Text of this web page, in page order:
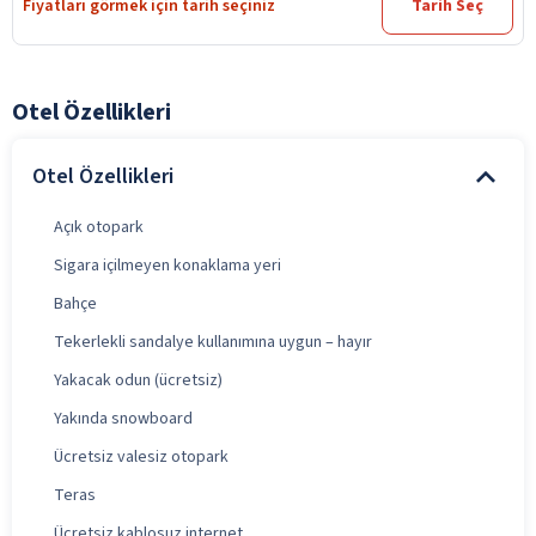
Fiyatları görmek için tarih seçiniz Tarih Seç
Otel Özellikleri
Otel Özellikleri
Açık otopark
Sigara içilmeyen konaklama yeri
Bahçe
Tekerlekli sandalye kullanımına uygun – hayır
Yakacak odun (ücretsiz)
Yakında snowboard
Ücretsiz valesiz otopark
Teras